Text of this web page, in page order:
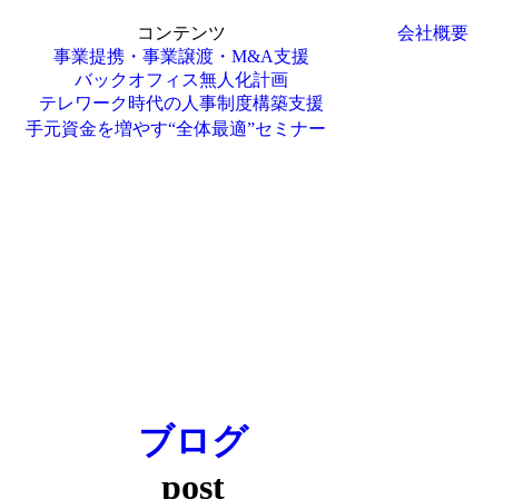
コンテンツ
事業提携・事業譲渡・M&A支援
バックオフィス無人化計画
テレワーク時代の人事制度構築支援
手元資金を増やす“全体最適”セミナー
会社概要
ブログ
post